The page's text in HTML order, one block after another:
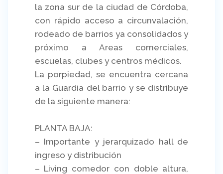
la zona sur de la ciudad de Córdoba,
con rápido acceso a circunvalación,
rodeado de barrios ya consolidados y
próximo a Areas comerciales,
escuelas, clubes y centros médicos.
La porpiedad, se encuentra cercana
a la Guardia del barrio y se distribuye
de la siguiente manera:
PLANTA BAJA:
– Importante y jerarquizado hall de
ingreso y distribución
– Living comedor con doble altura,